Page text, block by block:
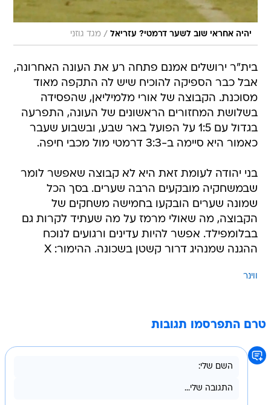
יהיה אחראי שוב לשער דרמטי? עזריאל / מגד גוזני
בית"ר ירושלים אמנם פתחה רע את העונה האחרונה,
אבל כבר הספיקה להוכיח שיש לה התקפה מאוד
מסוכנת. הקבוצה של אורי מלמיליאן, שהפסידה
בשלושת המחזורים הראשונים של העונה, התפרעה
בגדול עם 1:5 על הפועל באר שבע, ובשבוע שעבר
כאמור היא סיימה ב-3:3 דרמטי מול מכבי חיפה.
בני יהודה לעומת זאת היא לא קבוצה שאפשר לומר
שבמשחקיה מובקעים הרבה שערים. בסך הכל
שמונה שערים הובקעו בחמישה משחקים של
הקבוצה, מה שאולי מרמז על מה שעתיד לקרות גם
בבלומפילד. אפשר להיות עדינים ורגועים לנוכח
ההגנה שמנהיג דרור קשטן בשכונה. ההימור: X
ווינר
טרם התפרסמו תגובות